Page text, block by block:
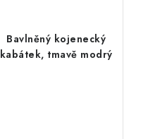
Bavlněný kojenecký
kabátek, tmavě modrý